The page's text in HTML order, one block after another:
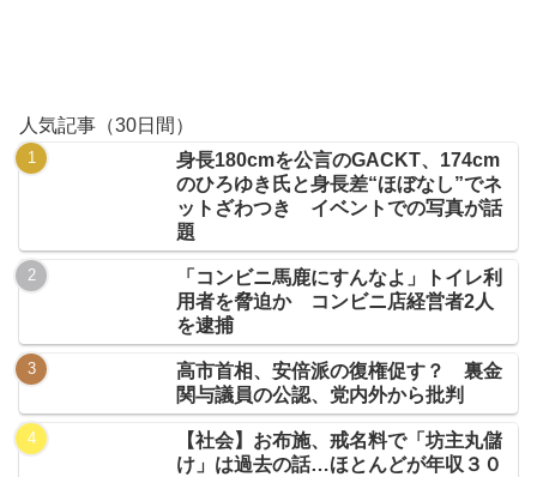
人気記事（30日間）
身長180cmを公言のGACKT、174cm
のひろゆき氏と身長差“ほぼなし”でネ
ットざわつき イベントでの写真が話
題
「コンビニ馬鹿にすんなよ」トイレ利
用者を脅迫か コンビニ店経営者2人
を逮捕
高市首相、安倍派の復権促す？ 裏金
関与議員の公認、党内外から批判
【社会】お布施、戒名料で「坊主丸儲
け」は過去の話…ほとんどが年収３０